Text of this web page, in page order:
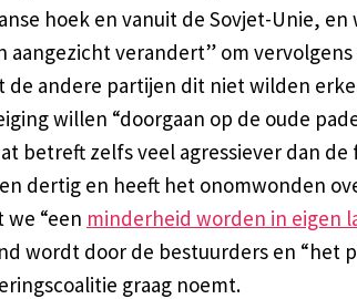
hoek en vanuit de Sovjet-Unie, en
aangezicht verandert” om
de andere partijen dit niet wilden
willen “doorgaan op de oude
betreft zelfs veel agressiever dan de
dertig en heeft het onomwonden
we “een minderheid worden in eigen
wordt door de bestuurders en “het
graag noemt.